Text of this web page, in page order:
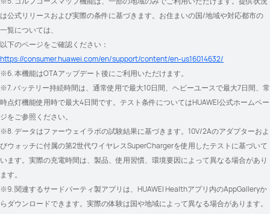
は公式リリースおよび実際の条件に基づきます。お住まいの国/地域や対応都市の
一覧については、
以下のページをご確認ください：
https://consumer.huawei.com/en/support/content/en-us16014632/
※6. 本機能はOTAアップデート後にご利用いただけます。
※7. バッテリー持続時間は、通常使用で最大10日間、ヘビーユースで最大7日間、常
時点灯機能使用時で最大4日間です。テスト条件についてはHUAWEI公式ホームペー
ジをご参照ください。
※8. データはファーウェイラボの試験結果に基づきます。10V/2Aのアダプターおよ
びウォッチに付属の第2世代ワイヤレスSuperChargerを使用したテストに基づいて
います。実際の充電時間は、製品、使用習慣、環境要因によって異なる場合があり
ます。
※9. 関連するサードパーティ製アプリは、HUAWEI Healthアプリ内のAppGalleryか
らダウンロードできます。実際の体験は国や地域によって異なる場合があります。